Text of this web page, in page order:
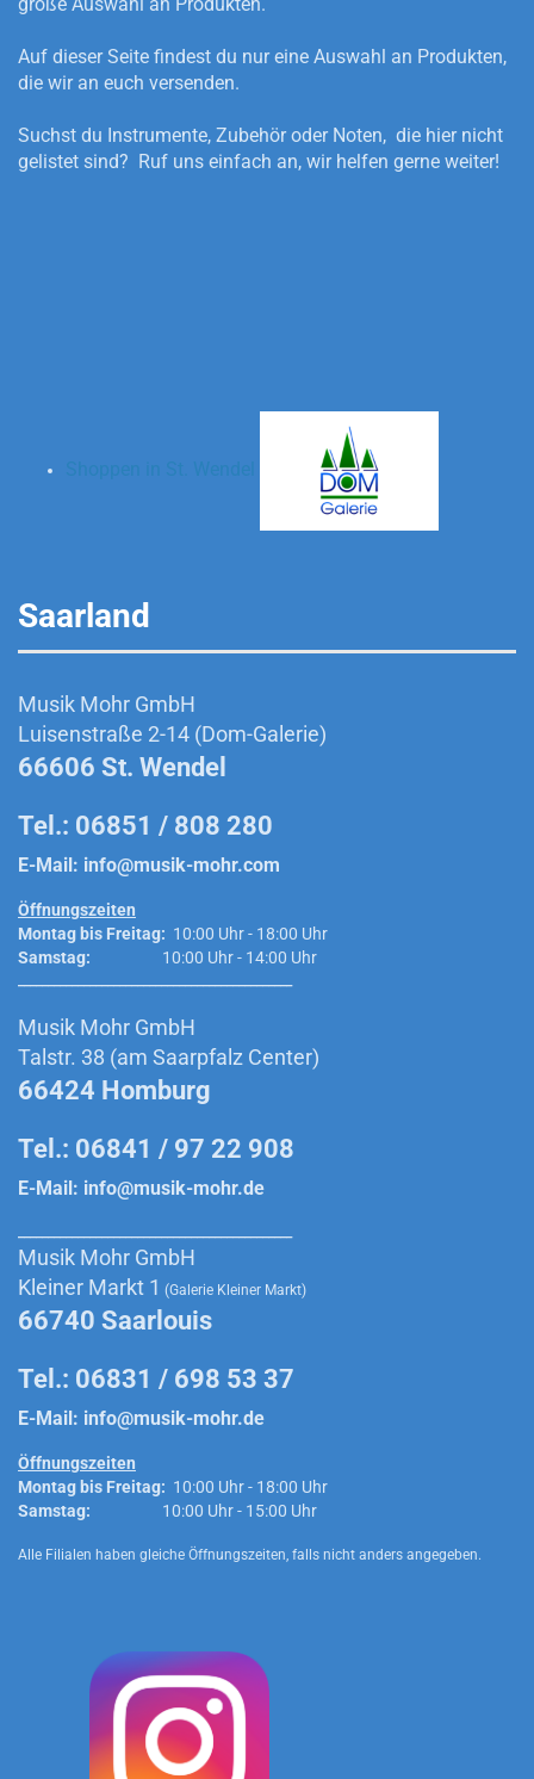
Auf dieser Seite findest du nur eine Auswahl an Produkten,
die wir an euch versenden.
Suchst du Instrumente, Zubehör oder Noten, die hier nicht
gelistet sind? Ruf uns einfach an, wir helfen gerne weiter!
Saarland
Musik Mohr GmbH
Luisenstraße 2-14 (Dom-Galerie)
66606 St. Wendel
Tel.: 06851 / 808 280
E-Mail: info@musik-mohr.com
Öffnungszeiten
Montag bis Freitag: 10:00 Uhr - 18:00 Uhr
Samstag: 10:00 Uhr - 14:00 Uhr
Musik Mohr GmbH
Talstr. 38 (am Saarpfalz Center)
66424 Homburg
Tel.: 06841 / 97 22 908
E-Mail: info@musik-mohr.de
Musik Mohr GmbH
Kleiner Markt 1 (Galerie Kleiner Markt)
66740 Saarlouis
Tel.: 06831 / 698 53 37
E-Mail: info@musik-mohr.de
Öffnungszeiten
Montag bis Freitag: 10:00 Uhr - 18:00 Uhr
Samstag: 10:00 Uhr - 15:00 Uhr
Alle Filialen haben gleiche Öffnungszeiten, falls nicht anders angegeben.